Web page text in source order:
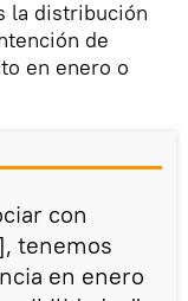
la distribución
de
en enero o
con
tenemos
en enero